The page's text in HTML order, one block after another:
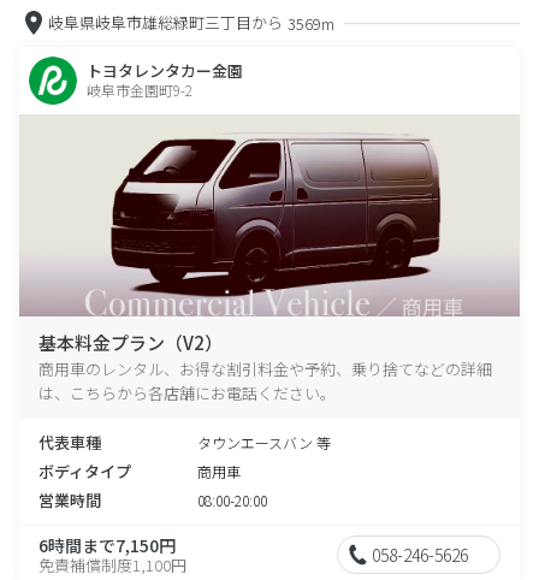
岐阜県岐阜市雄総緑町三丁目から 3569m
トヨタレンタカー金園
岐阜市金園町9-2
基本料金プラン（V2）
商用車のレンタル、お得な割引料金や予約、乗り捨てなどの詳細
は、こちらから各店舗にお電話ください。
代表車種 タウンエースバン 等
ボディタイプ 商用車
営業時間 08:00-20:00
6時間まで7,150円
免責補償制度1,100円 058-246-5626